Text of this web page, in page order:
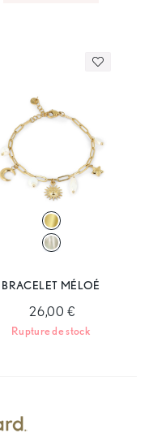
BRACELET MÉLOÉ
26,00 €
Rupture de stock